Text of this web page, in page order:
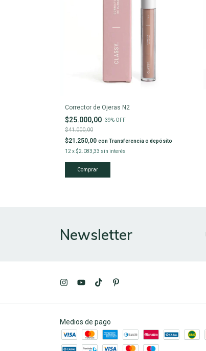
Corrector de Ojeras N2
$25.000,00 -39% OFF
$41.000,00
$21.250,00 con Transferencia o depósito
12x$2.083,33 sin interés
Newsletter
Medios de pago